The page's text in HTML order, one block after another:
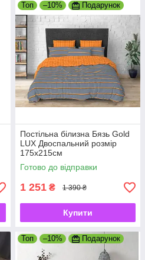
Топ –10% Подарунок
Постільна білизна Бязь Gold
LUX Двоспальний розмір
175х215см
Готово до відправки
1 251 ₴ 1 390 ₴
Купити
Топ –10% Подарунок